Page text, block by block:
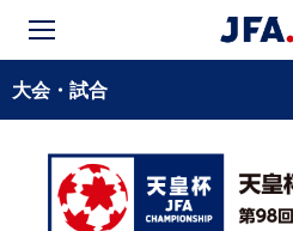
大会・試合